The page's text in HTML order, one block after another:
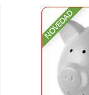
NOVEDAD